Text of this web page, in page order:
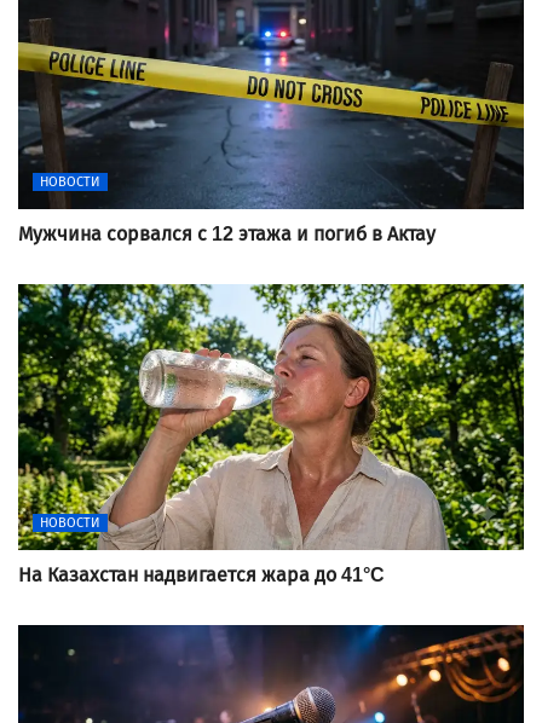
НОВОСТИ
Мужчина сорвался с 12 этажа и погиб в Актау
НОВОСТИ
На Казахстан надвигается жара до 41°C